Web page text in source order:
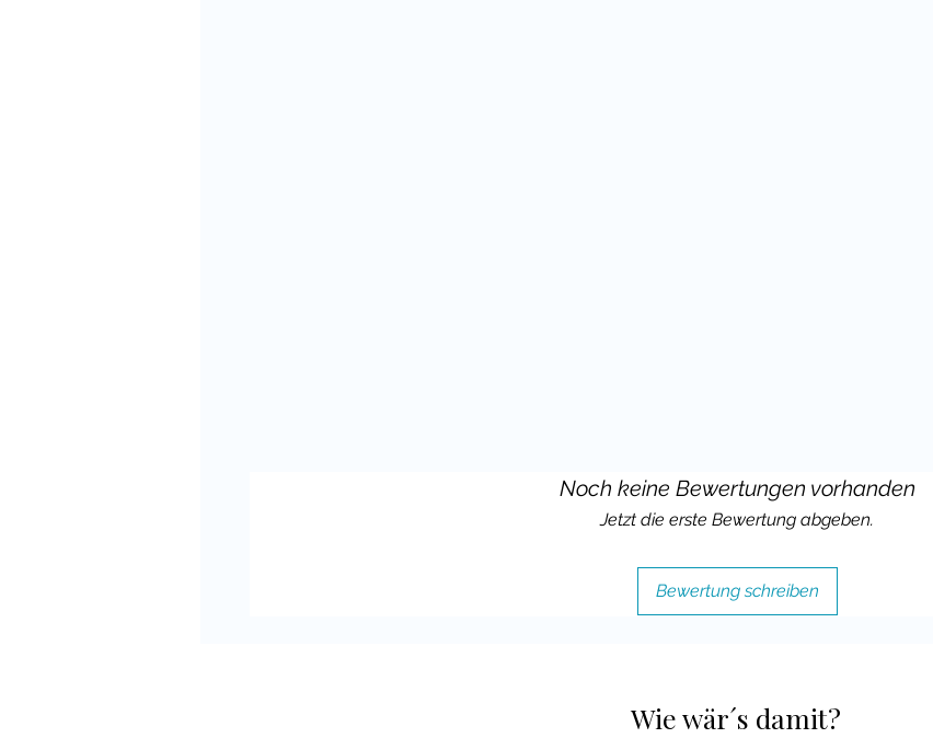
Noch keine Bewertungen vorhanden
Jetzt die erste Bewertung abgeben.
Bewertung schreiben
Wie wär´s damit?